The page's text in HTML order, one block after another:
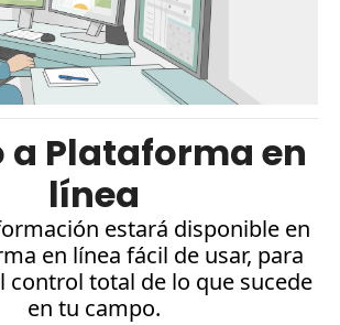
a Plataforma en
línea
estará disponible en
en línea fácil de usar, para
control total de lo que sucede
en tu campo.